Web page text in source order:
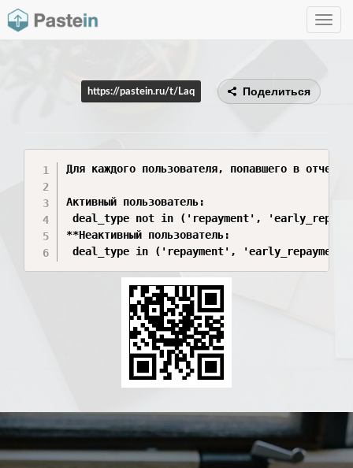
Toggle
https://pastein.ru/t/Laq Поделиться
Для каждого пользователя, попавшего в отчет
Активный пользователь:
deal_type not in ('repayment',
**Неактивный пользователь:
deal_type in ('repayment',